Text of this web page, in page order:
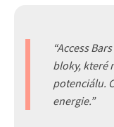
Access
bloky, které
potenciálu.
energie.